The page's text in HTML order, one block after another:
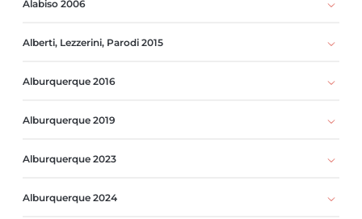
Alabiso 2006
Alberti, Lezzerini, Parodi 2015
Alburquerque 2016
Alburquerque 2019
Alburquerque 2023
Alburquerque 2024